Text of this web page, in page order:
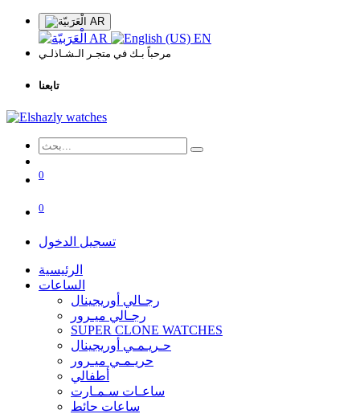
AR
AR EN
مرحباً بـك في متجـر الـشـاذلـي
تابعنا
0
0
تسجيل الدخول
الرئيسية
الساعات
رجـالي أوريجينال
رجـالي ميـرور
SUPER CLONE WATCHES
حـريـمـي أوريجينال
حريـمـي ميـرور
أطفالي
ساعـات سـمـارت
ساعات حائط